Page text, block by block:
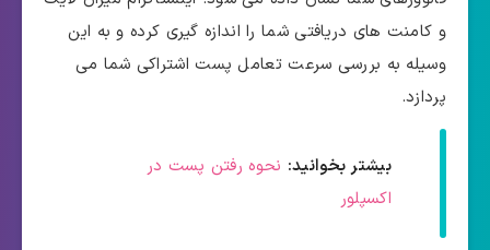
و کامنت های دریافتی شما را اندازه گیری کرده و به این
وسیله به بررسی سرعت تعامل پست اشتراکی شما می
پردازد.
بیشتر بخوانید: نحوه رفتن پست در
اکسپلور